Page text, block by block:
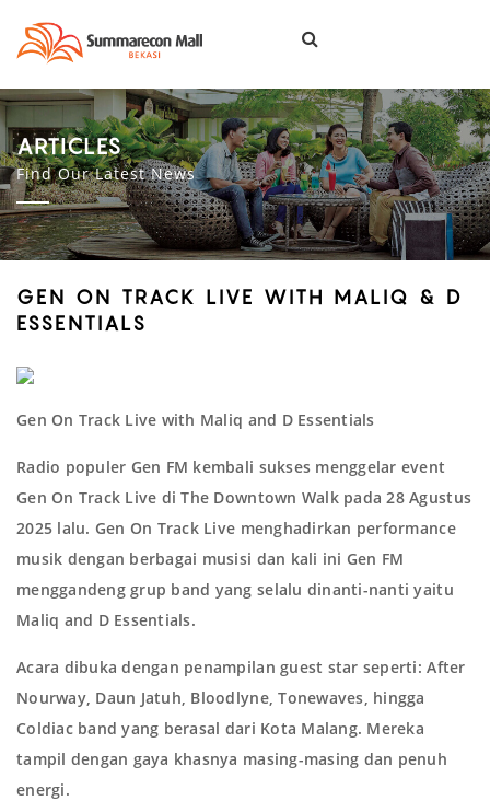
ARTICLES
Find Our Latest News
GEN ON TRACK LIVE WITH MALIQ & D
ESSENTIALS
Gen On Track Live with Maliq and D Essentials
Radio populer Gen FM kembali sukses menggelar event
Gen On Track Live di The Downtown Walk pada 28 Agustus
2025 lalu. Gen On Track Live menghadirkan performance
musik dengan berbagai musisi dan kali ini Gen FM
menggandeng grup band yang selalu dinanti-nanti yaitu
Maliq and D Essentials.
Acara dibuka dengan penampilan guest star seperti: After
Nourway, Daun Jatuh, Bloodlyne, Tonewaves, hingga
Coldiac band yang berasal dari Kota Malang. Mereka
tampil dengan gaya khasnya masing-masing dan penuh
energi.